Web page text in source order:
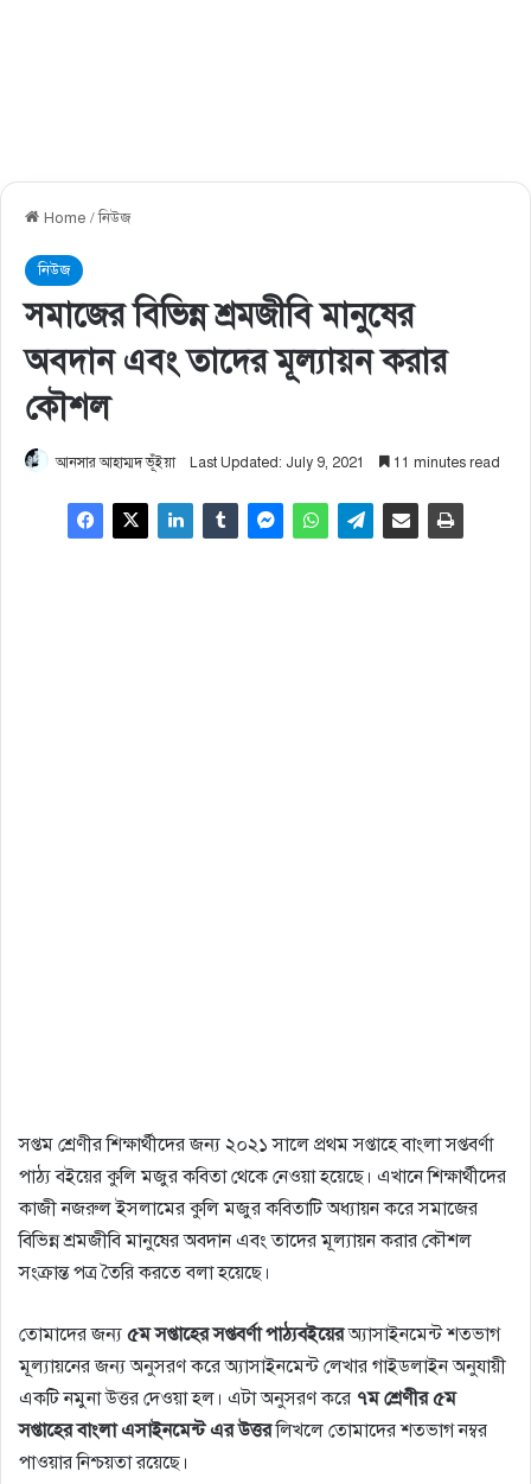
Home /নিউজ
নিউজ
সমাজের বিভিন্ন শ্রমজীবি মানুষের
অবদান এবং তাদের মূল্যায়ন করার
কৌশল
আনসার আহাম্মদ ভূঁইয়া Last Updated: July 9, 2021 11 minutes read
সপ্তম শ্রেণীর শিক্ষার্থীদের জন্য ২০২১ সালে প্রথম সপ্তাহে বাংলা সপ্তবর্ণা
পাঠ্য বইয়ের কুলি মজুর কবিতা থেকে নেওয়া হয়েছে। এখানে শিক্ষার্থীদের
কাজী নজরুল ইসলামের কুলি মজুর কবিতাটি অধ্যায়ন করে সমাজের
বিভিন্ন শ্রমজীবি মানুষের অবদান এবং তাদের মূল্যায়ন করার কৌশল
সংক্রান্ত পত্র তৈরি করতে বলা হয়েছে।
তোমাদের জন্য ৫ম সপ্তাহের সপ্তবর্ণা পাঠ্যবইয়েরঅ্যাসাইনমেন্ট শতভাগ
মূল্যায়নের জন্য অনুসরণ করে অ্যাসাইনমেন্ট লেখার গাইডলাইন অনুযায়ী
একটি নমুনা উত্তর দেওয়া হল। এটা অনুসরণ করে ৭ম শ্রেণীর ৫ম
সপ্তাহের বাংলা এসাইনমেন্ট এর উত্তরলিখলে তোমাদের শতভাগ নম্বর
পাওয়ার নিশ্চয়তা রয়েছে।